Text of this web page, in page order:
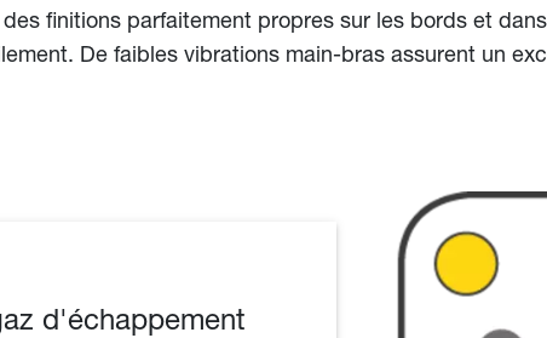
finitions parfaitement propres sur les bords et
De faibles vibrations main-bras assurent un
d'échappement